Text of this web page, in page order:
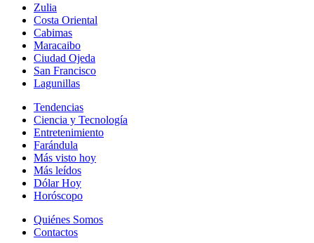
Zulia
Costa Oriental
Cabimas
Maracaibo
Ciudad Ojeda
San Francisco
Lagunillas
Tendencias
Ciencia y Tecnología
Entretenimiento
Farándula
Más visto hoy
Más leídos
Dólar Hoy
Horóscopo
Quiénes Somos
Contactos